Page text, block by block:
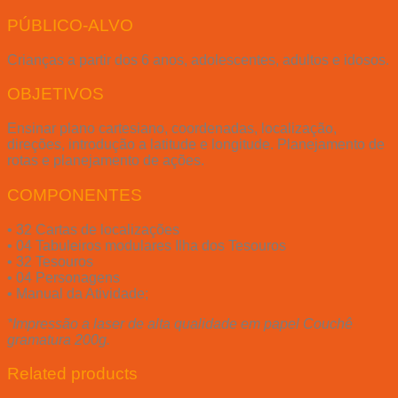
PÚBLICO-ALVO
Crianças a partir dos 6 anos, adolescentes, adultos e idosos.
OBJETIVOS
Ensinar plano cartesiano, coordenadas, localização,
direções, introdução a latitude e longitude. Planejamento de
rotas e planejamento de ações.
COMPONENTES
• 32 Cartas de localizações
• 04 Tabuleiros modulares Ilha dos Tesouros
• 32 Tesouros
• 04 Personagens
• Manual da Atividade;
*Impressão a laser de alta qualidade em papel Couchê
gramatura 200g.
Related products